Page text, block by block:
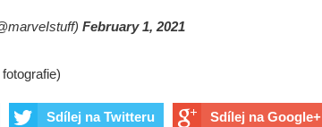
February 1, 2021
Sdílej na Twitteru Sdílej na Google+